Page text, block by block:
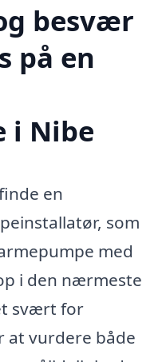
besvær
på en
i Nibe
en
som
med
i den nærmeste
svært for
at vurdere både